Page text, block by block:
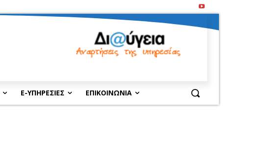
E-ΥΠΗΡΕΣΙΕΣ ΕΠΙΚΟΙΝΩΝΙΑ